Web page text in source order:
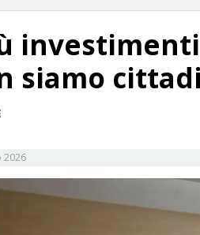
siamo
2026